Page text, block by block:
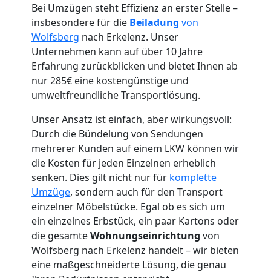
Bei Umzügen steht Effizienz an erster Stelle –
insbesondere für die Beiladung von
Wolfsberg nach Erkelenz. Unser
Unternehmen kann auf über 10 Jahre
Erfahrung zurückblicken und bietet Ihnen ab
nur 285€ eine kostengünstige und
umweltfreundliche Transportlösung.
Unser Ansatz ist einfach, aber wirkungsvoll:
Durch die Bündelung von Sendungen
mehrerer Kunden auf einem LKW können wir
die Kosten für jeden Einzelnen erheblich
senken. Dies gilt nicht nur für komplette
Umzüge, sondern auch für den Transport
einzelner Möbelstücke. Egal ob es sich um
ein einzelnes Erbstück, ein paar Kartons oder
die gesamteWohnungseinrichtung von
Wolfsberg nach Erkelenz handelt – wir bieten
eine maßgeschneiderte Lösung, die genau
Umzugshelfer
Wolfsberg
Möbeltaxi
Wolfsberg
Kleintransport
Wolfsberg